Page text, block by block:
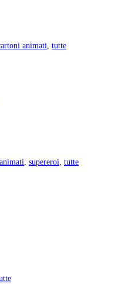
animati, tutte
, supereroi, tutte